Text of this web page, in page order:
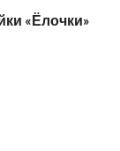
«Ёлочки»